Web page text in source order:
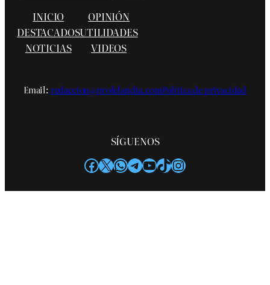
INICIO
DESTACADOS
NOTICIAS
OPINIÓN
UTILIDADES
VIDEOS
Email:redaccion@profelandia.comPolítica de privacidad
SÍGUENOS
Facebook
X WhatsApp
Telegram
YouTube
TikTok
Instagram